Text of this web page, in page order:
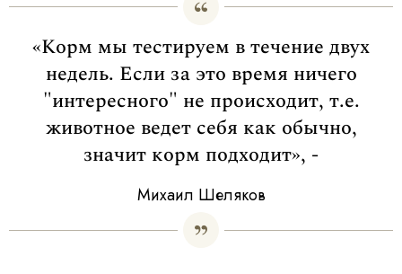
«Корм мы тестируем в течение двух
недель. Если за это время ничего
"интересного" не происходит, т.е.
животное ведет себя как обычно,
значит корм подходит», -
Михаил Шеляков